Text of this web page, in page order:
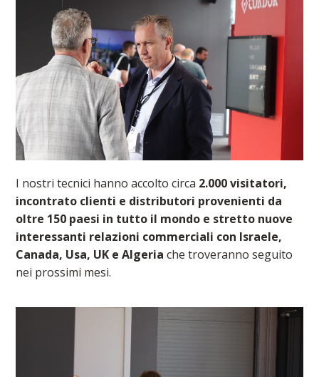
I nostri tecnici hanno accolto circa 2.000 visitatori,
incontrato clienti e distributori provenienti da
oltre 150 paesi in tutto il mondo e stretto nuove
interessanti relazioni commerciali con Israele,
Canada, Usa, UK e Algeria che troveranno seguito
nei prossimi mesi.